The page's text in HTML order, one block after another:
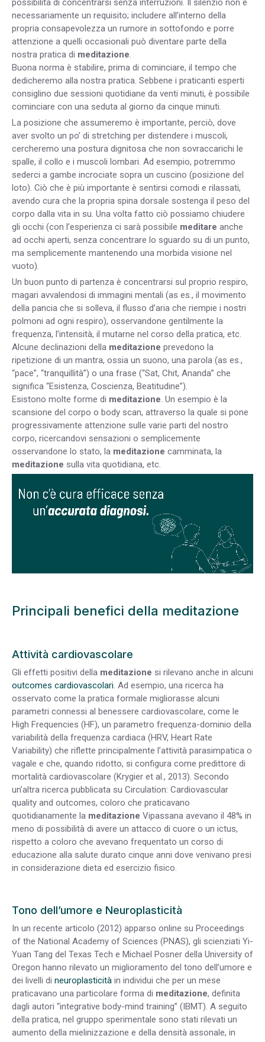
possibilità di concentrarsi senza interruzioni. Il silenzio non è
necessariamente un requisito; includere all’interno della
propria consapevolezza un rumore in sottofondo e porre
attenzione a quelli occasionali può diventare parte della
nostra pratica di meditazione.
Buona norma è stabilire, prima di cominciare, il tempo che
dedicheremo alla nostra pratica. Sebbene i praticanti esperti
consiglino due sessioni quotidiane da venti minuti, è possibile
cominciare con una seduta al giorno da cinque minuti.
La posizione che assumeremo è importante, perciò, dove
aver svolto un po’ di stretching per distendere i muscoli,
cercheremo una postura dignitosa che non sovraccarichi le
spalle, il collo e i muscoli lombari. Ad esempio, potremmo
sederci a gambe incrociate sopra un cuscino (posizione del
loto). Ciò che è più importante è sentirsi comodi e rilassati,
avendo cura che la propria spina dorsale sostenga il peso del
corpo dalla vita in su. Una volta fatto ciò possiamo chiudere
gli occhi (con l’esperienza ci sarà possibile meditare anche
ad occhi aperti, senza concentrare lo sguardo su di un punto,
ma semplicemente mantenendo una morbida visione nel
vuoto).
Un buon punto di partenza è concentrarsi sul proprio respiro,
magari avvalendosi di immagini mentali (as es., il movimento
della pancia che si solleva, il flusso d’aria che riempie i nostri
polmoni ad ogni respiro), osservandone gentilmente la
frequenza, l’intensità, il mutarne nel corso della pratica, etc.
Alcune declinazioni della meditazione prevedono la
ripetizione di un mantra, ossia un suono, una parola (as es.,
“pace”, “tranquillità”) o una frase (“Sat, Chit, Ananda” che
significa “Esistenza, Coscienza, Beatitudine”).
Esistono molte forme di meditazione. Un esempio è la
scansione del corpo o body scan, attraverso la quale si pone
progressivamente attenzione sulle varie parti del nostro
corpo, ricercandovi sensazioni o semplicemente
osservandone lo stato, la meditazione camminata, la
meditazione sulla vita quotidiana, etc.
Principali benefici della meditazione
Attività cardiovascolare
Gli effetti positivi della meditazione si rilevano anche in alcuni
outcomes cardiovascolari. Ad esempio, una ricerca ha
osservato come la pratica formale migliorasse alcuni
parametri connessi al benessere cardiovascolare, come le
High Frequencies (HF), un parametro frequenza-dominio della
variabilità della frequenza cardiaca (HRV, Heart Rate
Variability) che riflette principalmente l’attività parasimpatica o
vagale e che, quando ridotto, si configura come predittore di
mortalità cardiovascolare (Krygier et al., 2013). Secondo
un’altra ricerca pubblicata su Circulation: Cardiovascular
quality and outcomes, coloro che praticavano
quotidianamente la meditazione Vipassana avevano il 48% in
meno di possibilità di avere un attacco di cuore o un ictus,
rispetto a coloro che avevano frequentato un corso di
educazione alla salute durato cinque anni dove venivano presi
in considerazione dieta ed esercizio fisico.
Tono dell’umore e Neuroplasticità
In un recente articolo (2012) apparso online su Proceedings
of the National Academy of Sciences (PNAS), gli scienziati Yi-
Yuan Tang del Texas Tech e Michael Posner della University of
Oregon hanno rilevato un miglioramento del tono dell’umore e
dei livelli di neuroplasticità in individui che per un mese
praticavano una particolare forma di meditazione, definita
dagli autori “integrative body-mind training” (IBMT). A seguito
della pratica, nel gruppo sperimentale sono stati rilevati un
aumento della mielinizzazione e della densità assonale, in